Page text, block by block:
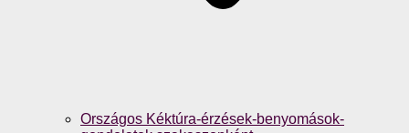
Országos Kéktúra-érzések-benyomások-